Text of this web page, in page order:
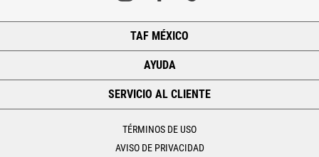
TAF MÉXICO
AYUDA
SERVICIO AL CLIENTE
TÉRMINOS DE USO
AVISO DE PRIVACIDAD